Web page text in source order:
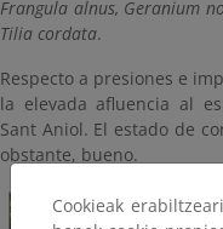
Frangula alnus, Geranium
Tilia cordata.
Respecto a presiones e
la elevada afluencia al
Sant Aniol. El estado de
obstante, bueno.
Cookieak